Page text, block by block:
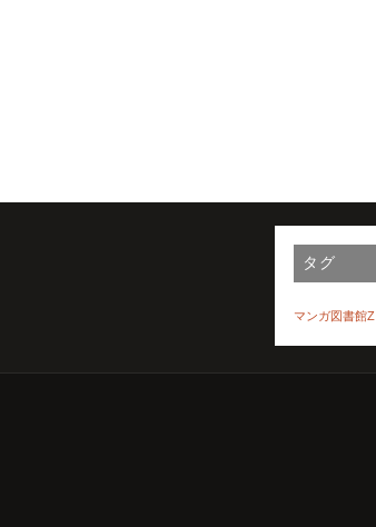
タグ
マンガ図書館Z